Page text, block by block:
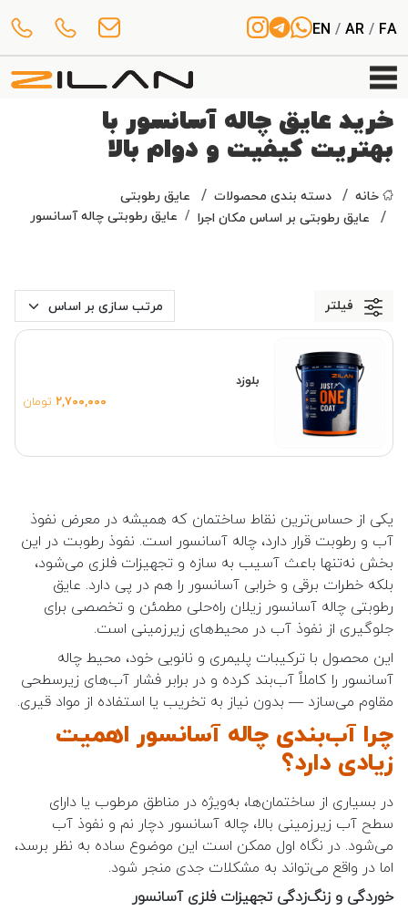
EN /AR/ FA
خرید عایق چاله آسانسور با
بهتریت کیفیت و دوام بالا
خانه دسته بندی محصولات
عایق رطوبتی
عایق رطوبتی بر اساس مکان اجرا
عایق رطوبتی چاله آسانسور
بلوزد
۲,۷۰۰,۰۰۰ تومان
یکی از حساس‌ترین نقاط ساختمان که همیشه در معرض نفوذ
آب و رطوبت قرار دارد، چاله آسانسور است. نفوذ رطوبت در این
بخش نه‌تنها باعث آسیب به سازه و تجهیزات فلزی می‌شود،
بلکه خطرات برقی و خرابی آسانسور را هم در پی دارد. عایق
رطوبتی چاله آسانسور زیلان راه‌حلی مطمئن و تخصصی برای
جلوگیری از نفوذ آب در محیط‌های زیرزمینی است.
این محصول با ترکیبات پلیمری و نانویی خود، محیط چاله
آسانسور را کاملاً آب‌بند کرده و در برابر فشار آب‌های زیرسطحی
مقاوم می‌سازد — بدون نیاز به تخریب یا استفاده از مواد قیری.
چرا آب‌بندی چاله آسانسور اهمیت
زیادی دارد؟
در بسیاری از ساختمان‌ها، به‌ویژه در مناطق مرطوب یا دارای
سطح آب زیرزمینی بالا، چاله آسانسور دچار نم و نفوذ آب
می‌شود. در نگاه اول ممکن است این موضوع ساده به نظر برسد،
اما در واقع می‌تواند به مشکلات جدی منجر شود.
خوردگی و زنگ‌زدگی تجهیزات فلزی آسانسور